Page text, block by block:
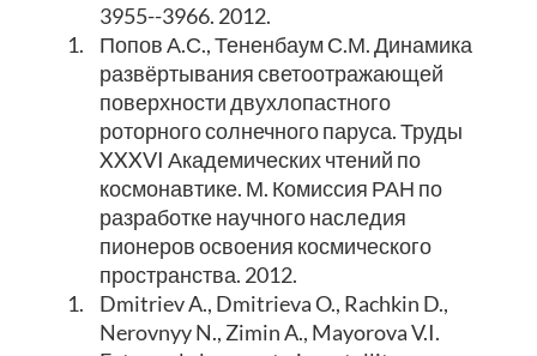
3955--3966. 2012.
1.
Попов А.С., Тененбаум С.М. Динамика
развёртывания светоотражающей
поверхности двухлопастного
роторного солнечного паруса. Труды
XXXVI Академических чтений по
космонавтике. М. Комиссия РАН по
разработке научного наследия
пионеров освоения космического
пространства. 2012.
1.
Dmitriev A., Dmitrieva O., Rachkin D.,
Nerovnyy N., Zimin A., Mayorova V.I.